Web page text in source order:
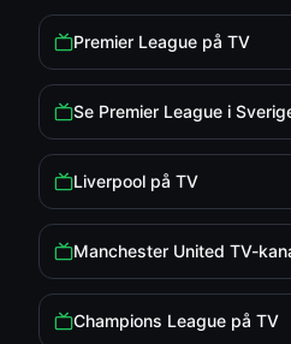
Premier League på TV
Se Premier League i
Liverpool på TV
Manchester United TV-
Champions League på TV